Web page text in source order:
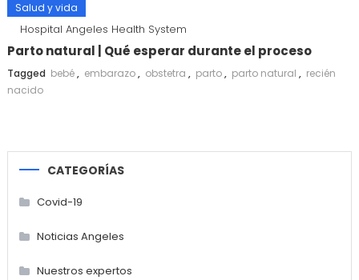
Salud y vida
Hospital Angeles Health System
Parto natural | Qué esperar durante el proceso
Tagged bebé, embarazo, obstetra , parto, parto natural , recién
nacido
CATEGORÍAS
Covid-19
Noticias Angeles
Nuestros expertos